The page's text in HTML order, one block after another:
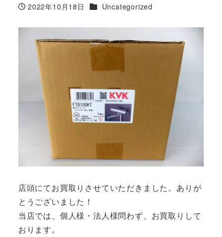
投稿日
2022年10月18日 カテゴリー
Uncategorized
店頭にてお買取りさせていただきました。ありが
とうございました！
当店では、個人様・法人様問わず、お買取りして
おります。